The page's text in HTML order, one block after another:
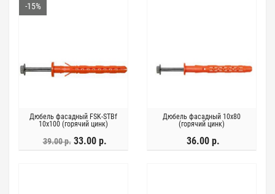
-15%
Дюбель фасадный FSK-STBf
10х100 (горячий цинк)
39.00 р. 33.00 р.
Дюбель фасадный 10х80
(горячий цинк)
36.00 р.